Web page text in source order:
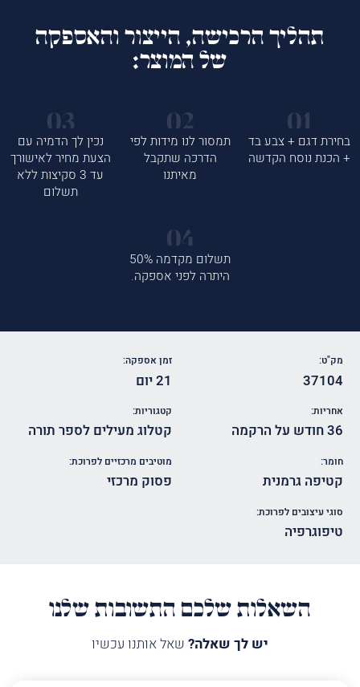
תהליך הרכישה, הייצור והאספקה
של המוצר:
בחירת דגם + צבע בד
+ הכנת נוסח הקדשה
תמסור לנו מידות לפי
הדרכה שתקבל
מאיתנו
נכין לך הדמיה עם
הצעת מחיר לאישורך
עד 3 סקיצות ללא
תשלום
תשלום מקדמה 50%
היתרה לפני אספקה.
מק"ט:
37104
זמן אספקה:
21 יום
אחריות:
36 חודש על הרקמה
קטגוריות:
קטלוג מעילים לספר תורה
חומר:
קטיפה גרמנית
מוטיבים מרכזיים לפרוכת:
פסוק מרכזי
סוגי עיצובים לפרוכת:
טיפוגרפיה
השאלות שלכם התשובות שלנו
יש לך שאלה? שאל אותנו עכשיו